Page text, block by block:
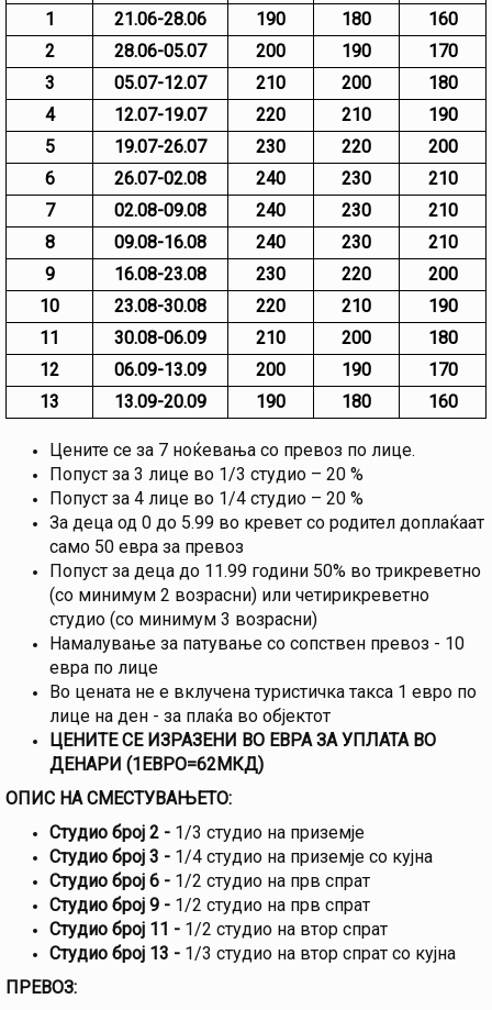
1
21.06-28.06 190 180
160
2
28.06-05.07 200 190
170
3
05.07-12.07 210 200
180
4
12.07-19.07 220 210
190
5
19.07-26.07 230 220
200
6
26.07-02.08 240 230
210
7
02.08-09.08 240 230
210
8
09.08-16.08 240 230
210
9
16.08-23.08 230 220
200
10
23.08-30.08 220 210
190
11
30.08-06.09 210 200
180
12
06.09-13.09 200 190
170
13
13.09-20.09 190 180 160
Цените се за 7 ноќевања со превоз по лице.
Попуст за 3 лице во 1/3 студио – 20 %
Попуст за 4 лице во 1/4 студио – 20 %
За деца од 0 до 5.99 во кревет со родител доплаќаат
само 50 евра за превоз
Попуст за деца до 11.99 години 50% во трикреветно
(со минимум 2 возрасни) или четирикреветно
студио (со минимум 3 возрасни)
Намалување за патување со сопствен превоз - 10
евра по лице
Во цената не е вклучена туристичка такса 1 евро по
лице на ден - за плаќа во објектот
ЦЕНИТЕ СЕ ИЗРАЗЕНИ ВО ЕВРА ЗА УПЛАТА ВО
ДЕНАРИ (1ЕВРО=62МКД)
ОПИС НА СМЕСТУВАЊЕТО:
Студио број 2 - 1/3 студио на приземје
Студио број 3 - 1/4 студио на приземје со кујна
Студио број 6 - 1/2 студио на прв спрат
Студио број 9 - 1/2 студио на прв спрат
Студио број 11 - 1/2 студио на втор спрат
Студио број 13 - 1/3 студио на втор спрат со кујна
ПРЕВОЗ: